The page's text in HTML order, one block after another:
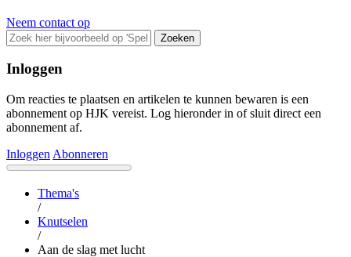
Neem contact op
Zoeken
Inloggen
Om reacties te plaatsen en artikelen te kunnen bewaren is een
abonnement op HJK vereist. Log hieronder in of sluit direct een
abonnement af.
Inloggen Abonneren
Thema's
/
Knutselen
/
Aan de slag met lucht